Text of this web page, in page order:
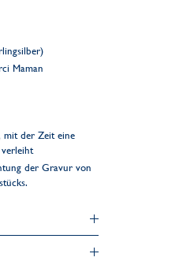
Maman
mit der Zeit eine
der Gravur von